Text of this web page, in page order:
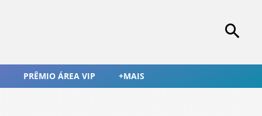
PRÊMIO ÁREA VIP +MAIS